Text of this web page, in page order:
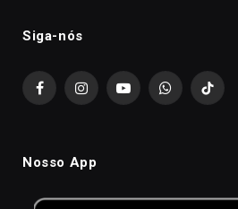
Siga-nós
FacebookInstagramYouTubeWhatsAppTikTok
Nosso App